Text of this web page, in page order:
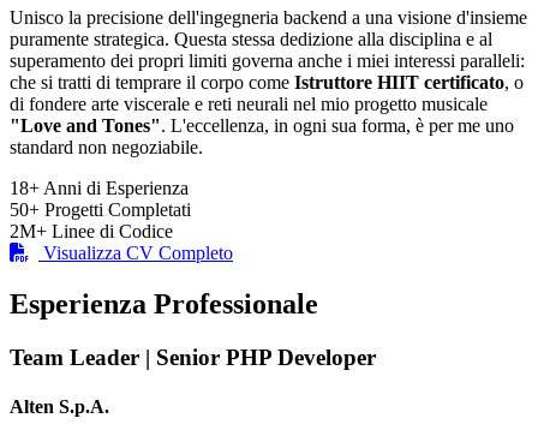
Unisco la precisione dell'ingegneria backend a una visione d'insieme
puramente strategica. Questa stessa dedizione alla disciplina e al
superamento dei propri limiti governa anche i miei interessi paralleli:
che si tratti di temprare il corpo come Istruttore HIIT certificato, o
di fondere arte viscerale e reti neurali nel mio progetto musicale
"Love and Tones". L'eccellenza, in ogni sua forma, è per me uno
standard non negoziabile.
18+ Anni di Esperienza
50+ Progetti Completati
2M+ Linee di Codice
Visualizza CV Completo
Esperienza Professionale
Team Leader | Senior PHP Developer
Alten S.p.A.